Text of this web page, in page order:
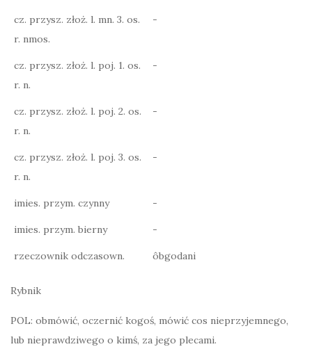
cz. przysz. złoż. l. mn. 3. os.
r. nmos.
-
cz. przysz. złoż. l. poj. 1. os.
r. n.
-
cz. przysz. złoż. l. poj. 2. os.
r. n.
-
cz. przysz. złoż. l. poj. 3. os.
r. n.
-
imies. przym. czynny -
imies. przym. bierny -
rzeczownik odczasown. ôbgodani
Rybnik
POL: obmówić, oczernić kogoś, mówić cos nieprzyjemnego,
lub nieprawdziwego o kimś, za jego plecami.